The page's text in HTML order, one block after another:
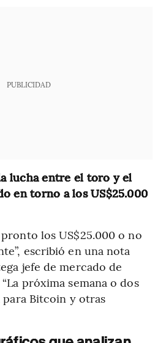
PUBLICIDAD
lucha entre el toro y el
en torno a los US$25.000
los US$25.000 o no
escribió en una nota
jefe de mercado de
próxima semana o dos
Bitcoin y otras